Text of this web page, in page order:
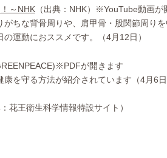
～NHK（出典：NHK）※YouTube動画が
ちな背骨周りや、肩甲骨・股関節周り
運動におススメです。（4月12日）
が開きます
を守る方法が紹介されています（4月6日
花王衛生科学情報特設サイト）